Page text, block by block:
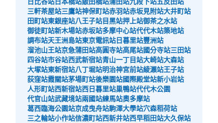
三軒茶屋站三鷹站神保町站赤羽站赤坂見附站大井町站
田町站東銀座站八王子站目黑站押上站御茶之水站
御徒町站新木場站赤坂站多摩中心站代代木站築地站
調布站天王洲島站東京電訊站日暮里站豐洲站
溜池山王站京急蒲田站高圓寺站高尾站國分寺站三田站
四谷站市谷站西武新宿站青山一丁目站大崎站大森站
大塚站東新宿站八丁堀站明治神宮前站綾瀨站王子站
荻窪站霞關站茅場町站後樂園站國際殿堂站新小岩站
人形町站西新宿站西日暮里站巢鴨站代代木公園
代官山站武藏境站兩國站練馬站奧多摩站
葛西臨海公園站京成曳舟站駒澤大學站穴森稻荷站
三之輪站小作站信濃町站西新井站西早稻田站大久保站